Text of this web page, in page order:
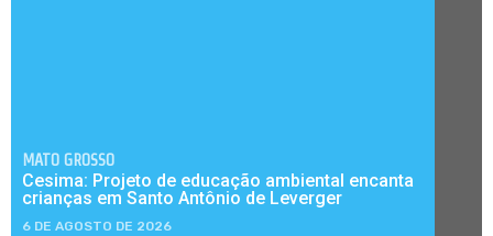
MATO GROSSO
Cesima: Projeto de educação ambiental encanta
crianças em Santo Antônio de Leverger
6 DE AGOSTO DE 2026